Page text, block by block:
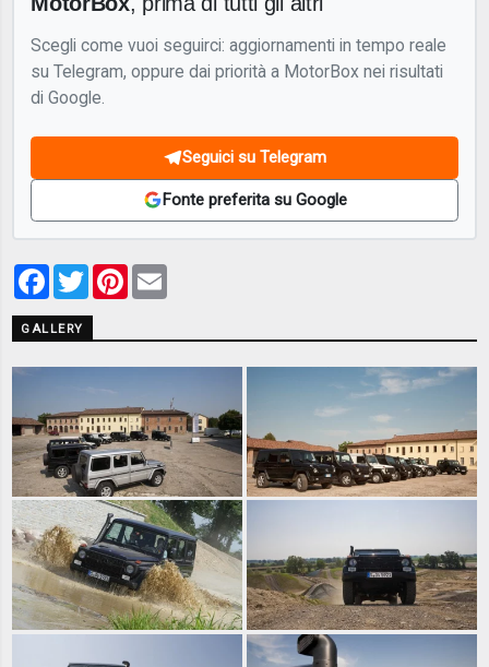
Scegli come vuoi seguirci: aggiornamenti in tempo reale
su Telegram, oppure dai priorità a MotorBox nei risultati
di Google.
Seguici su Telegram
Fonte preferita su Google
Facebook
TwitterPinterest
GALLERY